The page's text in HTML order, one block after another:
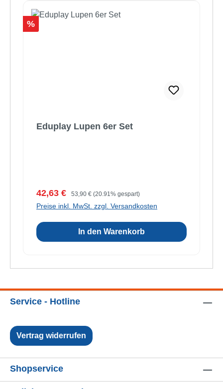
Rabatt
%
Eduplay Lupen 6er Set
Verkaufspreis:
42,63 € Regulärer Preis:
53,90 € (20.91% gespart)
Preise inkl. MwSt. zzgl. Versandkosten
In den Warenkorb
Service - Hotline
Vertrag widerrufen
Shopservice